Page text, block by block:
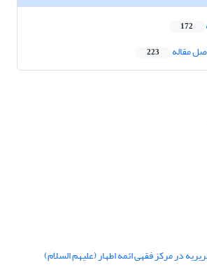
172
مقاله 223
در مرکز فقهی ائمه اطهار (علیهم السلام)